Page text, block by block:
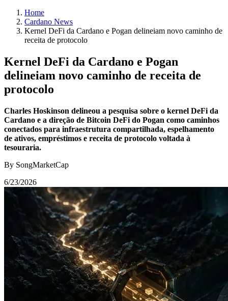
Home
Cardano News
Kernel DeFi da Cardano e Pogan delineiam novo caminho de
receita de protocolo
Kernel DeFi da Cardano e Pogan
delineiam novo caminho de receita de
protocolo
Charles Hoskinson delineou a pesquisa sobre o kernel DeFi da
Cardano e a direção de Bitcoin DeFi do Pogan como caminhos
conectados para infraestrutura compartilhada, espelhamento
de ativos, empréstimos e receita de protocolo voltada à
tesouraria.
By SongMarketCap
6/23/2026